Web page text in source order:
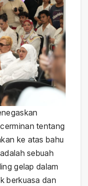
tentang
ke atas bahu
sebuah
gelap dalam
berkuasa dan